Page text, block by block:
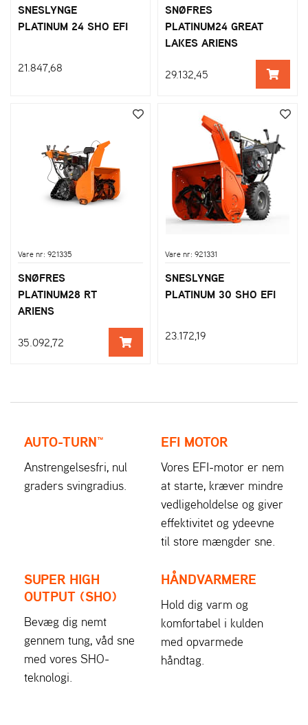
SNESLYNGE
PLATINUM 24 SHO EFI
21.847,68
SNØFRES
PLATINUM24 GREAT
LAKES ARIENS
29.132,45
Vare nr: 921335
SNØFRES
PLATINUM28 RT
ARIENS
35.092,72
Vare nr: 921331
SNESLYNGE
PLATINUM 30 SHO EFI
23.172,19
AUTO-TURN™
Anstrengelsesfri, nul
graders svingradius.
EFI MOTOR
Vores EFI-motor er nem
at starte, kræver mindre
vedligeholdelse og giver
effektivitet og ydeevne
til store mængder sne.
SUPER HIGH
OUTPUT (SHO)
Bevæg dig nemt
gennem tung, våd sne
med vores SHO-
teknologi.
HÅNDVARMERE
Hold dig varm og
komfortabel i kulden
med opvarmede
håndtag.